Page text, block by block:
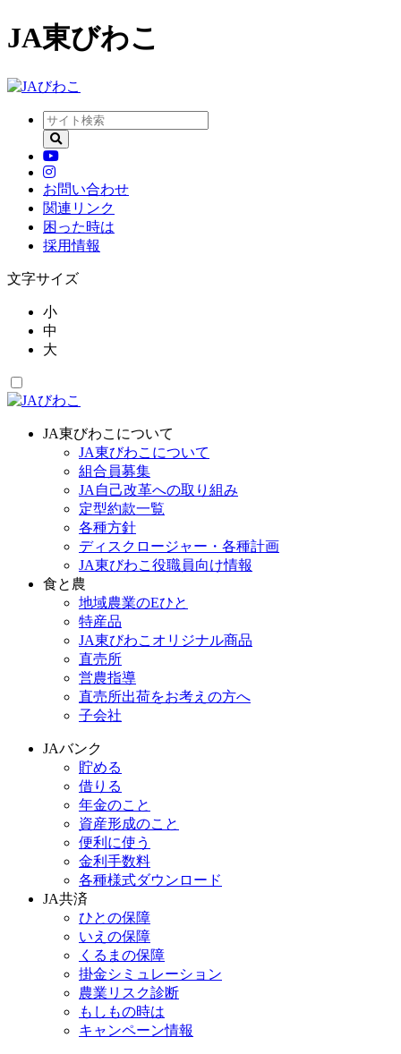
JA東びわこ
お問い合わせ
関連リンク
困った時は
採用情報
文字サイズ
小
中
大
JA東びわこについて
JA東びわこについて
組合員募集
JA自己改革への取り組み
定型約款一覧
各種方針
ディスクロージャー・各種計画
JA東びわこ役職員向け情報
食と農
地域農業のEひと
特産品
JA東びわこオリジナル商品
直売所
営農指導
直売所出荷をお考えの方へ
子会社
JAバンク
貯める
借りる
年金のこと
資産形成のこと
便利に使う
金利手数料
各種様式ダウンロード
JA共済
ひとの保障
いえの保障
くるまの保障
掛金シミュレーション
農業リスク診断
もしもの時は
キャンペーン情報